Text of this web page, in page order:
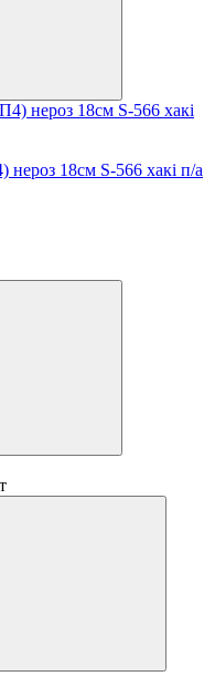
18см S-566 хакі п/а